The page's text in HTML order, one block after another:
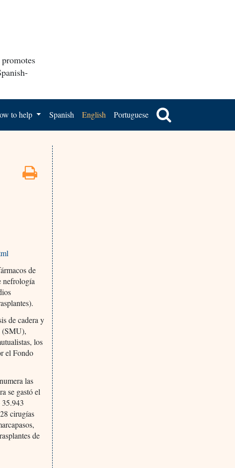
to help Spanish English Portuguese
de
nefrología
de cadera y
(SMU),
los
el Fondo
las
se gastó el
35.943
cirugías
de